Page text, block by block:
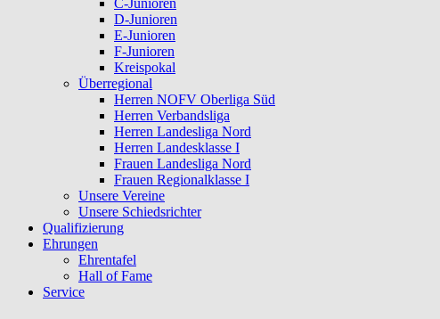
C-Junioren
D-Junioren
E-Junioren
F-Junioren
Kreispokal
Überregional
Herren NOFV Oberliga Süd
Herren Verbandsliga
Herren Landesliga Nord
Herren Landesklasse I
Frauen Landesliga Nord
Frauen Regionalklasse I
Unsere Vereine
Unsere Schiedsrichter
Qualifizierung
Ehrungen
Ehrentafel
Hall of Fame
Service